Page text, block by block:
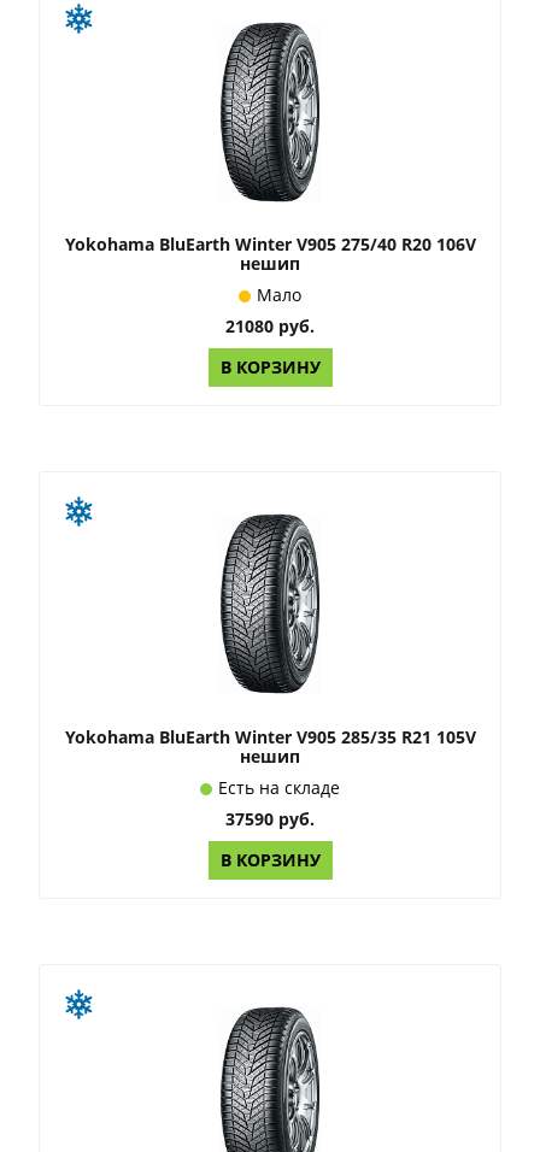
Yokohama BluEarth Winter V905 275/40 R20 106V
нешип
Мало
21080 руб.
В КОРЗИНУ
Yokohama BluEarth Winter V905 285/35 R21 105V
нешип
Есть на складе
37590 руб.
В КОРЗИНУ